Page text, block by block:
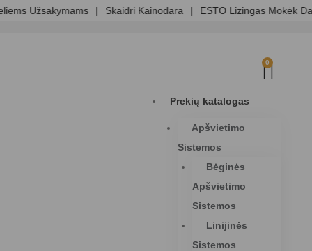
0
Prekių katalogas
Apšvietimo
Sistemos
Bėginės
Apšvietimo
Sistemos
Linijinės
Sistemos